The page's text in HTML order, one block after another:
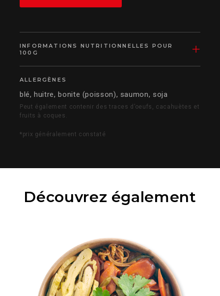
INFORMATIONS NUTRITIONNELLES POUR
100G
ALLERGÈNES
blé, huitre, bonite (poisson), saumon, soja
Peut également contenir des traces d’oeufs, cacahuètes et
fruits à coques.
*prix généralement constaté
Découvrez également